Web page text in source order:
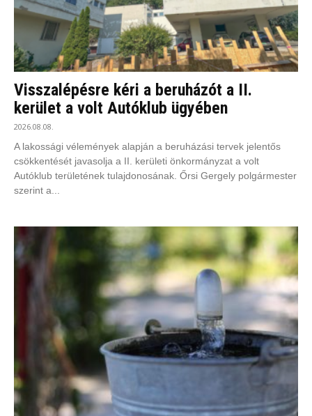
Visszalépésre kéri a beruházót a II.
kerület a volt Autóklub ügyében
2026.08.08.
A lakossági vélemények alapján a beruházási tervek jelentős
csökkentését javasolja a II. kerületi önkormányzat a volt
Autóklub területének tulajdonosának. Őrsi Gergely polgármester
szerint a...